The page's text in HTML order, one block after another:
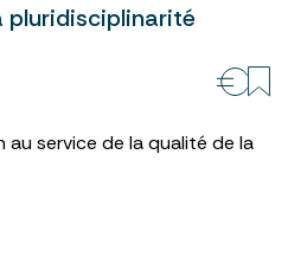
pluridisciplinarité